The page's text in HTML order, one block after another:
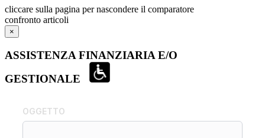
cliccare sulla pagina per nascondere il comparatore
confronto articoli
×
ASSISTENZA FINANZIARIA E/O
GESTIONALE